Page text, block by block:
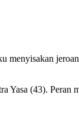
(43). Peran